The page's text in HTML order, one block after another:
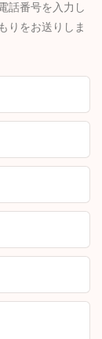
話番号を入力し
りをお送りしま